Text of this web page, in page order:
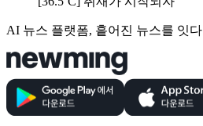
AI 뉴스 플랫폼, 흩어진 뉴스를 잇다